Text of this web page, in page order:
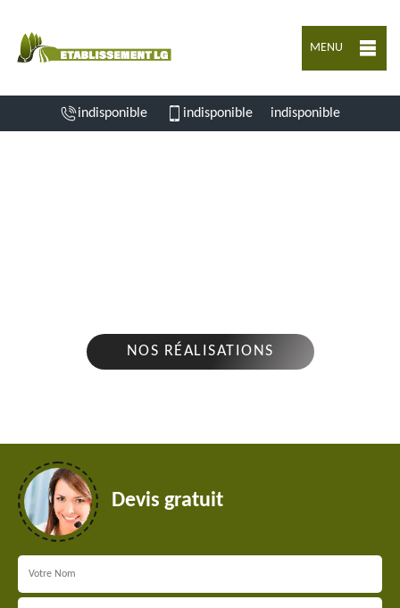
MENU
indisponible indisponible indisponible
NOS RÉALISATIONS
Devis gratuit